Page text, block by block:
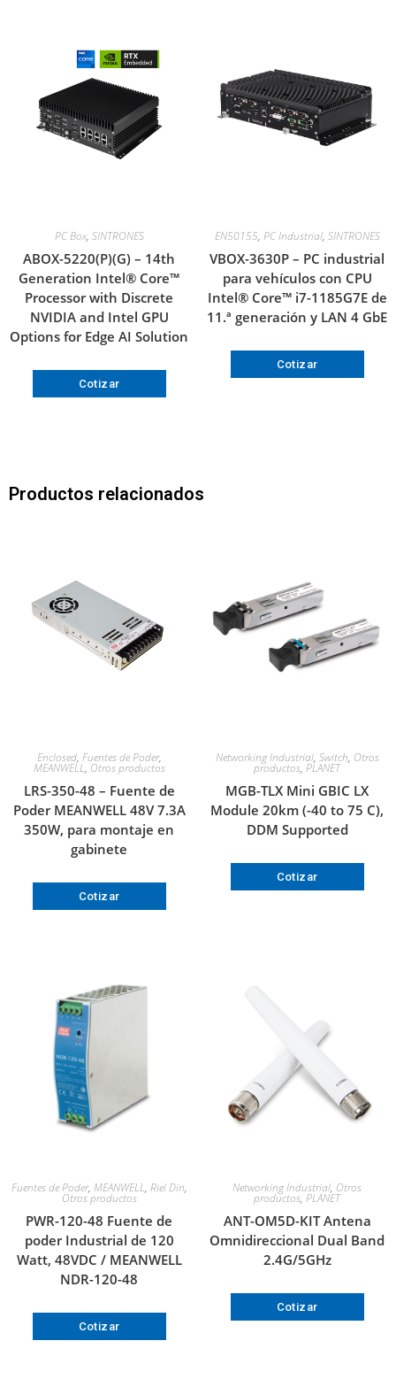
PC Box, SINTRONES
ABOX-5220(P)(G) – 14th
Generation Intel® Core™
Processor with Discrete
NVIDIA and Intel GPU
Options for Edge AI Solution
Cotizar
EN50155, PC Industrial, SINTRONES
VBOX-3630P – PC industrial
para vehículos con CPU
Intel® Core™ i7-1185G7E de
11.ª generación y LAN 4 GbE
Cotizar
Productos relacionados
Enclosed, Fuentes de Poder,
MEANWELL, Otros productos
LRS-350-48 – Fuente de
Poder MEANWELL 48V 7.3A
350W, para montaje en
gabinete
Cotizar
Networking Industrial, Switch, Otros
productos, PLANET
MGB-TLX Mini GBIC LX
Module 20km (-40 to 75 C),
DDM Supported
Cotizar
Fuentes de Poder, MEANWELL, Riel Din,
Otros productos
PWR-120-48 Fuente de
poder Industrial de 120
Watt, 48VDC / MEANWELL
NDR-120-48
Cotizar
Networking Industrial, Otros
productos, PLANET
ANT-OM5D-KIT Antena
Omnidireccional Dual Band
2.4G/5GHz
Cotizar